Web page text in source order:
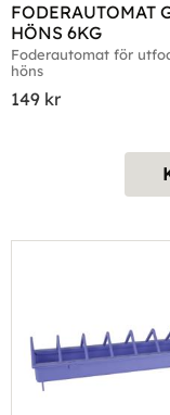
FODERAUTOMAT
HÖNS 6KG
Foderautomat för
höns
149 kr